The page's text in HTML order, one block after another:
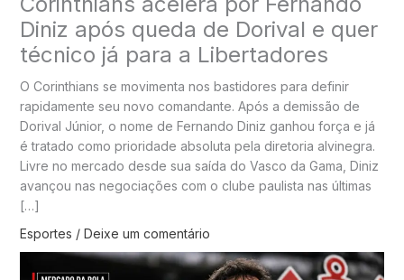
Diniz após queda de Dorival e quer
técnico já para a Libertadores
O Corinthians se movimenta nos bastidores para definir
rapidamente seu novo comandante. Após a demissão de
Dorival Júnior, o nome de Fernando Diniz ganhou força e já
é tratado como prioridade absoluta pela diretoria alvinegra.
Livre no mercado desde sua saída do Vasco da Gama, Diniz
avançou nas negociações com o clube paulista nas últimas
[…]
Esportes / Deixe um comentário